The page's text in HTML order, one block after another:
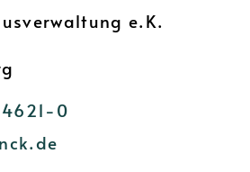
e.K.
0